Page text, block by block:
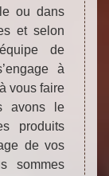
ou dans
et selon
de
à
vous faire
avons le
produits
de vos
sommes